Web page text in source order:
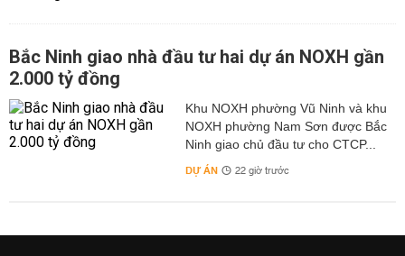
Bắc Ninh giao nhà đầu tư hai dự án NOXH gần
2.000 tỷ đồng
Khu NOXH phường Vũ Ninh và khu
NOXH phường Nam Sơn được Bắc
Ninh giao chủ đầu tư cho CTCP...
DỰ ÁN 22 giờ trước